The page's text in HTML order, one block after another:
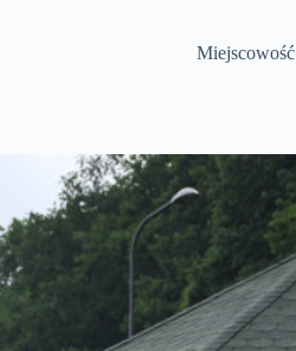
Miejscowość